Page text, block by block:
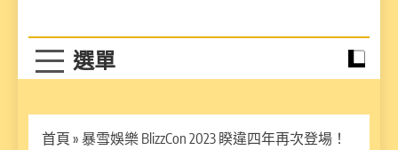
首頁 » 暴雪娛樂 BlizzCon 2023 睽違四年再次登場！